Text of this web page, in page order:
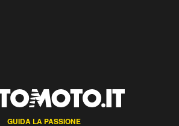
GUIDA LA PASSIONE